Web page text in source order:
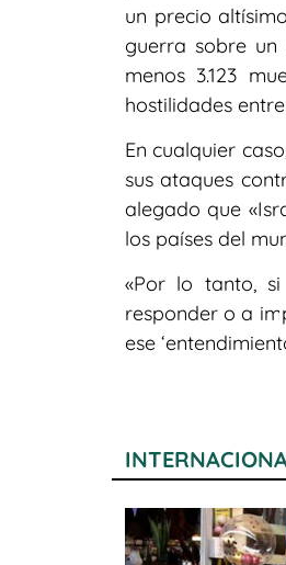
un precio
guerra sobre un
menos 3.123
hostilidades
En cualquier
sus ataques
alegado que
los países del
«Por lo tanto,
responder o a
ese